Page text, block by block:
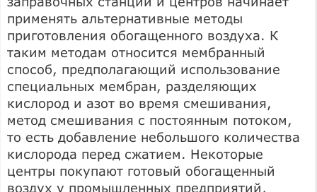
применять альтернативные методы
приготовления обогащенного воздуха. К
таким методам относится мембранный
способ, предполагающий использование
специальных мембран, разделяющих
кислород и азот во время смешивания,
метод смешивания с постоянным потоком,
то есть добавление небольшого количества
кислорода перед сжатием. Некоторые
центры покупают готовый обогащенный
воздух у промышленных предприятий,